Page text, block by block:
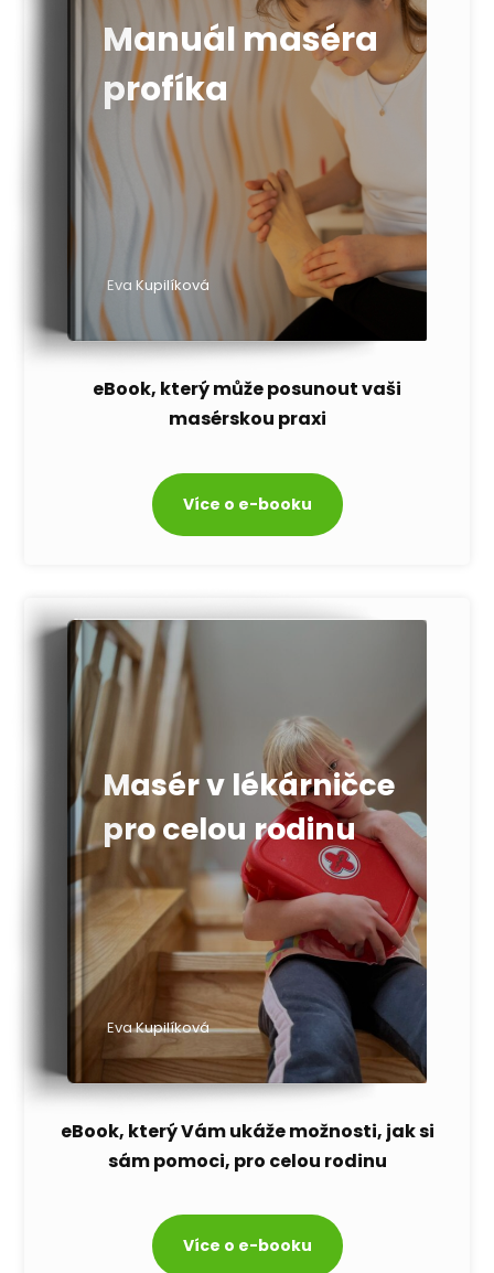
Manuál maséra
profíka
Eva Kupilíková
eBook, který může posunout vaši
masérskou praxi
Více o e-booku
Masér v lékárničce
pro celou rodinu
Eva Kupilíková
eBook, který Vám ukáže možnosti, jak si
sám pomoci, pro celou rodinu
Více o e-booku